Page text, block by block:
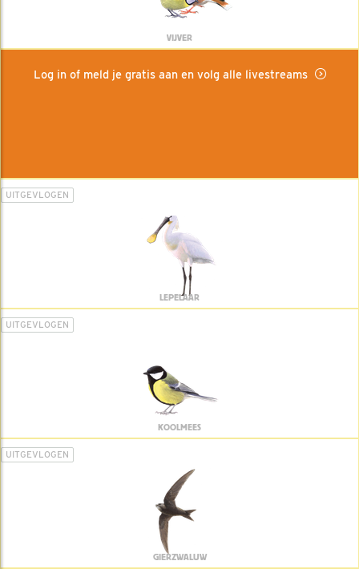
VIJVER
Log in of meld je gratis aan en volg alle livestreams
UITGEVLOGEN
LEPELAAR
UITGEVLOGEN
KOOLMEES
UITGEVLOGEN
GIERZWALUW